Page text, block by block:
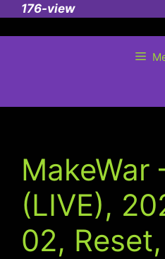
Zum176-view
MakeWar
(LIVE),
02,